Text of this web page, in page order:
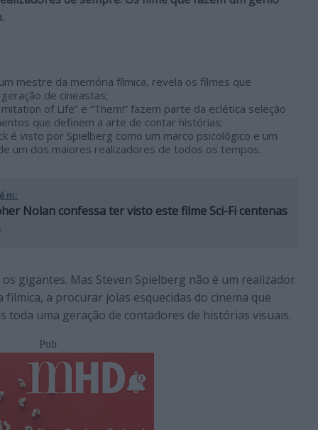
mestre da memória fílmica, revela os filmes que
de cineastas;
of Life” e “Them!” fazem parte da eclética seleção
que definem a arte de contar histórias;
é visto por Spielberg como um marco psicológico e um
um dos maiores realizadores de todos os tempos.
Nolan confessa ter visto este filme Sci-Fi centenas
gigantes. Mas Steven Spielberg não é um realizador
a procurar joias esquecidas do cinema que
toda uma geração de contadores de histórias visuais.
Pub